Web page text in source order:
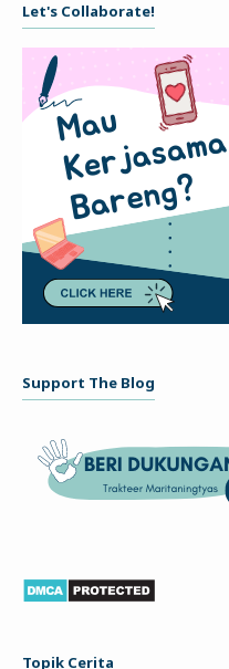
Let's Collaborate!
Support The Blog
Topik Cerita